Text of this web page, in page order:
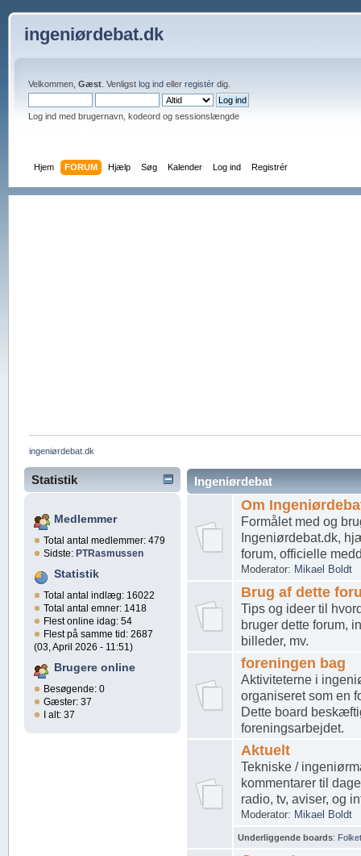
ingeniørdebat.dk
Velkommen, Gæst. Venligst log indeller registérdig.
Log ind med brugernavn, kodeord og sessionslængde
Hjem FORUM Hjælp Søg Kalender Log ind Registrér
ingeniørdebat.dk
Statistik
Medlemmer
Total antal medlemmer: 479
Sidste: PTRasmussen
Statistik
Total antal indlæg: 16022
Total antal emner: 1418
Flest online idag: 54
Flest på samme tid: 2687
(03, April 2026 - 11:51)
Brugere online
Besøgende: 0
Gæster: 37
I alt: 37
Ingeniørdebat
Om
Formålet med og
Ingeniørdebat.dk,
forum, officielle
Moderator: Mikael Boldt
Brug af dette
Tips og ideer til
bruger dette forum,
billeder, mv.
foreningen bag
Aktiviteterne i
organiseret som en
Dette board
foreningsarbejdet.
Aktuelt
Tekniske /
kommentarer til
radio, tv, aviser, og
Moderator: Mikael Boldt
Underliggende boards: